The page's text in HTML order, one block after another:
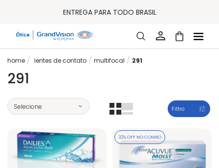
ENTREGA PARA TODO BRASIL
32% OFF NO COMBO - CONS. REG.
FRETE GRÁTIS EM TODO O SITE
10% OFF PAGAMENTO
À VISTA OU PIX
32% OFF NO COMBO - CONS. REG.
lentes de contato multifocal 291
291
Filtro
32% OFF NO COMBO